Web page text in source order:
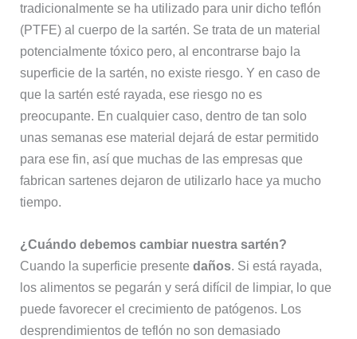
tradicionalmente se ha utilizado para unir dicho teflón
(PTFE) al cuerpo de la sartén. Se trata de un material
potencialmente tóxico pero, al encontrarse bajo la
superficie de la sartén, no existe riesgo. Y en caso de
que la sartén esté rayada, ese riesgo no es
preocupante. En cualquier caso, dentro de tan solo
unas semanas ese material dejará de estar permitido
para ese fin, así que muchas de las empresas que
fabrican sartenes dejaron de utilizarlo hace ya mucho
tiempo.
¿Cuándo debemos cambiar nuestra sartén?
Cuando la superficie presentedaños. Si está rayada,
los alimentos se pegarán y será difícil de limpiar, lo que
puede favorecer el crecimiento de patógenos. Los
desprendimientos de teflón no son demasiado